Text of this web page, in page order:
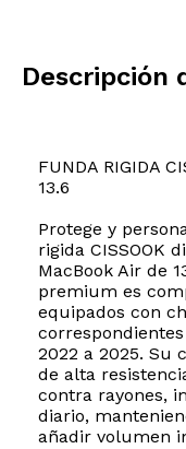
Descripción
FUNDA RIGIDA
13.6
Protege y
rigida CISSOOK
MacBook Air de
premium es
equipados con
2022 a 2025. Su
de alta
contra rayones,
diario,
añadir volumen